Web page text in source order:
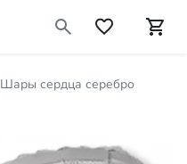
Шары сердца серебро